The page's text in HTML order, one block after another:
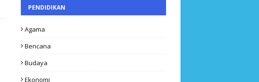
PENDIDIKAN
Agama
Bencana
Budaya
Ekonomi